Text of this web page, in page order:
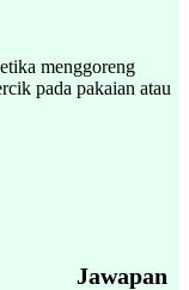
menggoreng
pada pakaian atau
Jawapan